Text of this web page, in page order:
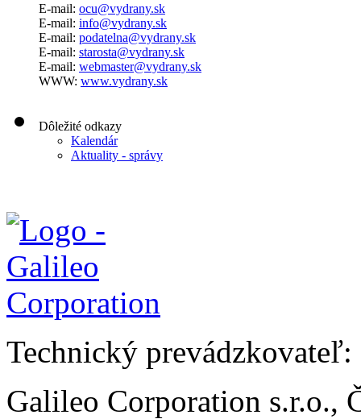
E-mail: ocu@vydrany.sk
E-mail: info@vydrany.sk
E-mail: podatelna@vydrany.sk
E-mail: starosta@vydrany.sk
E-mail: webmaster@vydrany.sk
WWW: www.vydrany.sk
Dôležité odkazy
Kalendár
Aktuality - správy
Technický prevádzkovateľ:
Galileo Corporation s.r.o.,